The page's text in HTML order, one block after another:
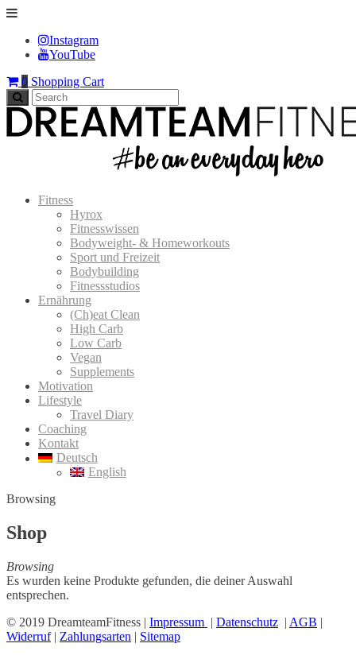
Instagram
YouTube
0 Shopping Cart
Fitness
Hyrox
Fitnesswissen
Bodyweight- & Homeworkouts
Sport und Freizeit
Bodybuilding
Fitnessstudios
Ernährung
(Ch)eat Clean
High Carb
Low Carb
Vegan
Supplements
Motivation
Lifestyle
Travel Diary
Coaching
Kontakt
Deutsch
English
Browsing
Shop
Browsing
Es wurden keine Produkte gefunden, die deiner Auswahl
entsprechen.
© 2019 DreamteamFitness | Impressum | Datenschutz | AGB |
Widerruf| Zahlungsarten | Sitemap